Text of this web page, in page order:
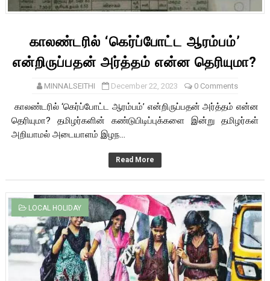
காலண்டரில் ‘கெர்ப்போட்ட ஆரம்பம்’
என்றிருப்பதன் அர்த்தம் என்ன தெரியுமா?
MINNALSEITHI December 22, 2023 0 Comments
காலண்டரில் ‘கெர்ப்போட்ட ஆரம்பம்’ என்றிருப்பதன் அர்த்தம் என்ன
தெரியுமா? தமிழர்களின் கண்டுபிடிப்புக்களை இன்று தமிழர்கள்
அறியாமல் அடையாளம் இழந...
Read More
LOCAL HOLIDAY